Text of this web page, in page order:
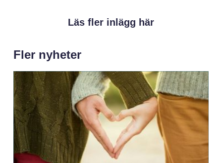
Läs fler inlägg här
Fler nyheter